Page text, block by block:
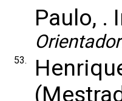
Paulo, .
53.